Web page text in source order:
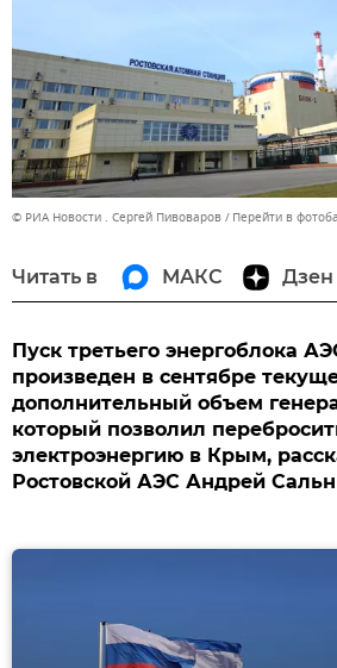
© РИА Новости . Сергей Пивоваров Перейти в
Читать в МАКС Дзен
Пуск третьего энергоблока
произведен в сентябре
дополнительный объем
который позволил
электроэнергию в Крым,
Ростовской АЭС Андрей